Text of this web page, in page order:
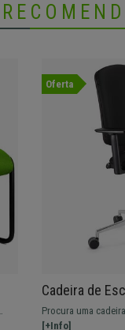
Oferta
Cadeira de
PELE,
Metálica, Em
Procura uma
imbatível? A
[+Info]